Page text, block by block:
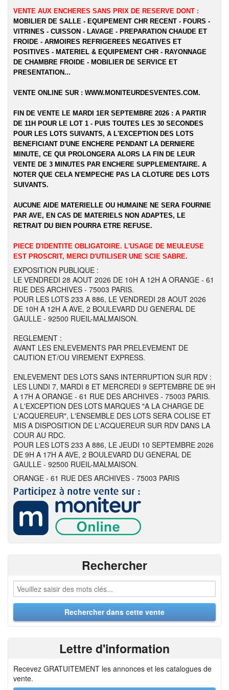
VENTE AUX ENCHERES SANS PRIX DE RESERVE DONT :
MOBILIER DE SALLE - EQUIPEMENT CHR RECENT - FOURS -
VITRINES - CUISSON - LAVAGE - PREPARATION CHAUDE ET
FROIDE - ARMOIRES REFRIGEREES NEGATIVES ET
POSITIVES - MATERIEL & EQUIPEMENT CHR - RAYONNAGE
DE CHAMBRE FROIDE - MOBILIER DE SERVICE ET
PRESENTATION...
VENTE ONLINE SUR : WWW.MONITEURDESVENTES.COM.
FIN DE VENTE LE MARDI 1ER SEPTEMBRE 2026 : A PARTIR
DE 11H POUR LE LOT 1 - PUIS TOUTES LES 30 SECONDES
POUR LES LOTS SUIVANTS, A L'EXCEPTION DES LOTS
BENEFICIANT D'UNE ENCHERE PENDANT LA DERNIERE
MINUTE, CE QUI PROLONGERA ALORS LA FIN DE LEUR
VENTE DE 3 MINUTES PAR ENCHERE SUPPLEMENTAIRE. A
NOTER QUE CELA N'EMPECHE PAS LA CLOTURE DES LOTS
SUIVANTS.
AUCUNE AIDE MATERIELLE OU HUMAINE NE SERA FOURNIE
PAR AVE, EN CAS DE MATERIELS NON ADAPTES, LE
RETRAIT DU BIEN POURRA ETRE REFUSE.
PIECE D'IDENTITE OBLIGATOIRE. L'USAGE DE MEULEUSE
EST PROSCRIT, MERCI D'UTILISER UNE SCIE SABRE.
EXPOSITION PUBLIQUE :
LE VENDREDI 28 AOUT 2026 DE 10H A 12H A ORANGE - 61
RUE DES ARCHIVES - 75003 PARIS.
POUR LES LOTS 233 A 886, LE VENDREDI 28 AOUT 2026
DE 10H A 12H A AVE, 2 BOULEVARD DU GENERAL DE
GAULLE - 92500 RUEIL-MALMAISON.
REGLEMENT :
AVANT LES ENLEVEMENTS PAR PRELEVEMENT DE
CAUTION ET/OU VIREMENT EXPRESS.
ENLEVEMENT DES LOTS SANS INTERRUPTION SUR RDV :
LES LUNDI 7, MARDI 8 ET MERCREDI 9 SEPTEMBRE DE 9H
A 17H A ORANGE - 61 RUE DES ARCHIVES - 75003 PARIS.
A L'EXCEPTION DES LOTS MARQUES "A LA CHARGE DE
L'ACQUEREUR", L'ENSEMBLE DES LOTS SERA COLISE ET
MIS A DISPOSITION DE L'ACQUEREUR SUR RDV DANS LA
COUR AU RDC.
POUR LES LOTS 233 A 886, LE JEUDI 10 SEPTEMBRE 2026
DE 9H A 17H A AVE, 2 BOULEVARD DU GENERAL DE
GAULLE - 92500 RUEIL-MALMAISON.
ORANGE - 61 RUE DES ARCHIVES - 75003 PARIS
Rechercher
Lettre d'information
Recevez GRATUITEMENT les annonces et les catalogues de
vente.